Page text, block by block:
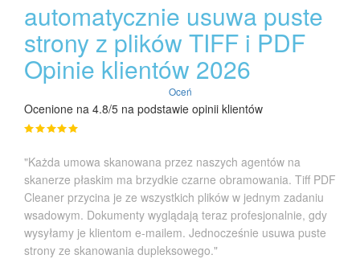
automatycznie usuwa puste
strony z plików TIFF i PDF
Opinie klientów 2026
Oceń
Ocenione na 4.8/5 na podstawie opinii klientów
"Każda umowa skanowana przez naszych agentów na
skanerze płaskim ma brzydkie czarne obramowania. Tiff PDF
Cleaner przycina je ze wszystkich plików w jednym zadaniu
wsadowym. Dokumenty wyglądają teraz profesjonalnie, gdy
wysyłamy je klientom e-mailem. Jednocześnie usuwa puste
strony ze skanowania dupleksowego."